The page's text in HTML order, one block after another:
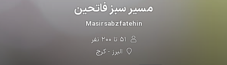
مسیر سبز فاتحین
Masirsabzfatehin
البرز - کرج